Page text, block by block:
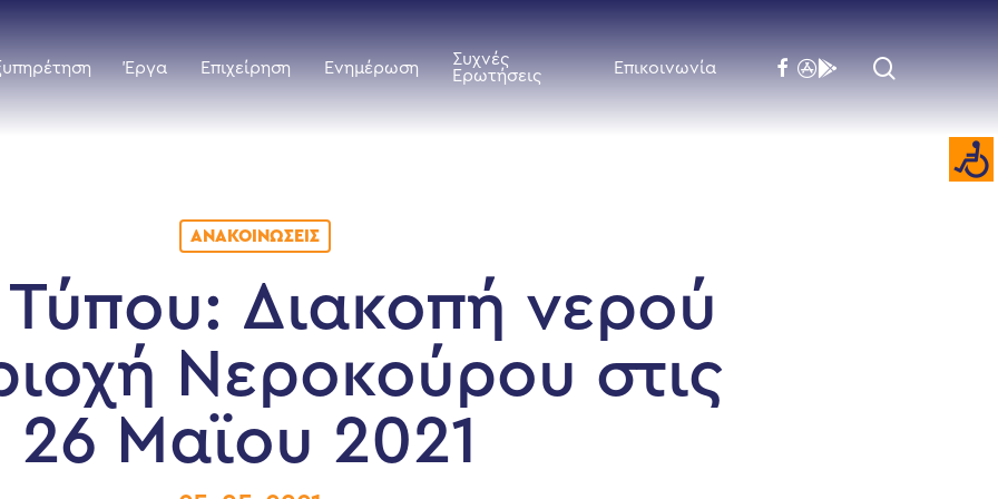
Έργα Επιχείρηση Ενημέρωση
Συχνές
Ερωτήσεις
Επικοινωνία facebook
flickrbehance
ΑΝΑΚΟΙΝΏΣΕΙΣ
Τύπου: Διακοπή νερού
Νεροκούρου στις
26 Μαϊου 2021